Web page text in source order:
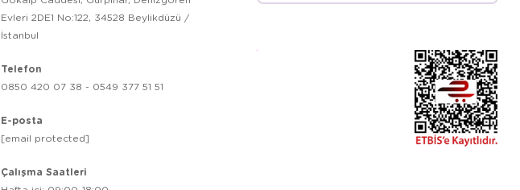
Evleri 2DE1 No:122, 34528 Beylikdüzü /
İstanbul
Telefon
0850 420 07 38 - 0549 377 51 51
E-posta
[email protected]
Çalışma Saatleri